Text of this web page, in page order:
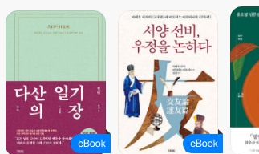
7장 나태함을 채찍질함
서문과 발문
《칠극》 서문_ 양정균
《칠극》 서문_ 정이위
《칠극》 인_ 웅명우